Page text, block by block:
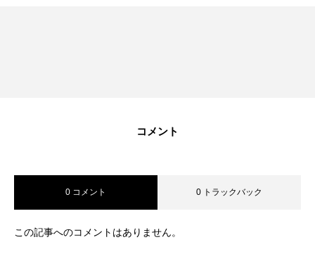
コメント
0 コメント 0 トラックバック
この記事へのコメントはありません。